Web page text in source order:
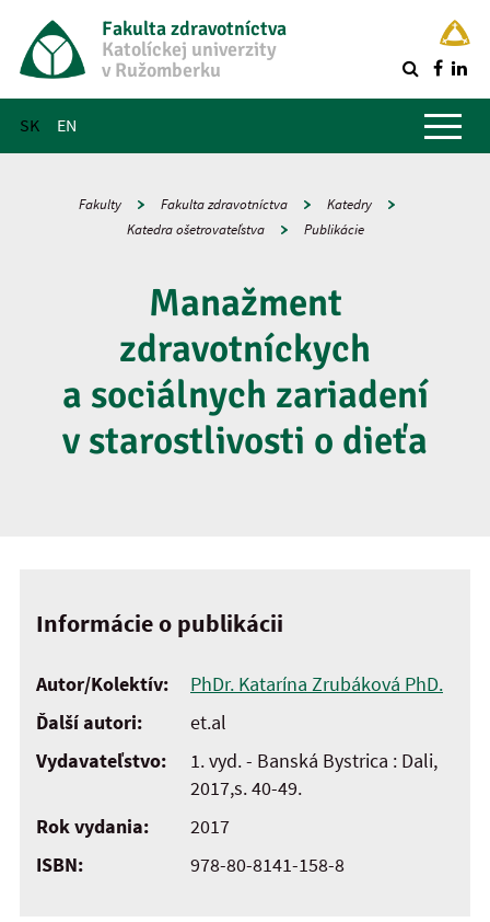
Fakulta zdravotníctva
Katolíckej univerzity
v Ružomberku
SK EN
Hlavné menu
Fakulty Fakulta zdravotníctva
Katedry
Katedra ošetrovateľstva
Publikácie
Manažment
zdravotníckych
a sociálnych zariadení
v starostlivosti o dieťa
Informácie o publikácii
Autor/Kolektív:
PhDr. Katarína Zrubáková PhD.
Ďalší autori:
et.al
Vydavateľstvo:
1. vyd. - Banská Bystrica : Dali,
2017,s. 40-49.
Rok vydania:
2017
ISBN:
978-80-8141-158-8